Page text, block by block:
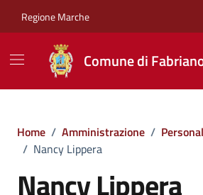
Regione Marche
Comune di
Home / Amministrazione /
/ Nancy Lippera
Nancy Lippera